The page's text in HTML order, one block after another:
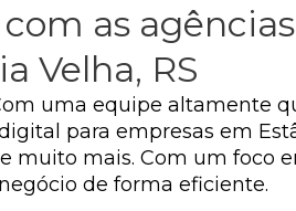
as
Velha, RS
uma equipe altamente
para empresas em
muito mais. Com um foco
de forma eficiente.